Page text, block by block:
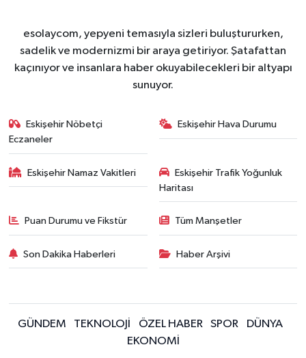
esolaycom, yepyeni temasıyla sizleri buluştururken,
sadelik ve modernizmi bir araya getiriyor. Şatafattan
kaçınıyor ve insanlara haber okuyabilecekleri bir altyapı
sunuyor.
Eskişehir Nöbetçi
Eczaneler
Eskişehir Hava Durumu
Eskişehir Namaz Vakitleri
Eskişehir Trafik Yoğunluk
Haritası
Puan Durumu ve Fikstür Tüm Manşetler
Son Dakika Haberleri Haber Arşivi
GÜNDEM TEKNOLOJİ ÖZEL HABER SPOR
DÜNYA
EKONOMİ